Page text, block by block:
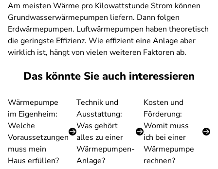
Am meisten Wärme pro Kilowattstunde Strom können
Grundwasserwärmepumpen liefern. Dann folgen
Erdwärmepumpen. Luftwärmepumpen haben theoretisch
die geringste Effizienz. Wie effizient eine Anlage aber
wirklich ist, hängt von vielen weiteren Faktoren ab.
Das könnte Sie auch interessieren
Wärmepumpe
im Eigenheim:
Welche
Voraussetzungen
muss mein
Haus erfüllen?
Technik und
Ausstattung:
Was gehört
alles zu einer
Wärmepumpen-
Anlage?
Kosten und
Förderung:
Womit muss
ich bei einer
Wärmepumpe
rechnen?